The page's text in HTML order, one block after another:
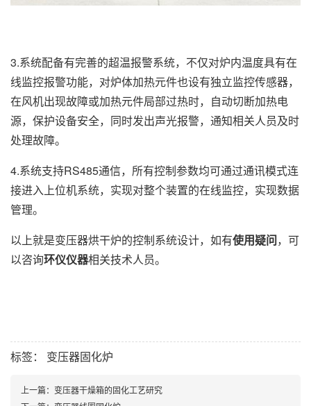
3.系统配备有完善的超温报警系统，不仅对炉内温度具有在
线监控报警功能，对炉体加热元件也设有独立监控传感器，
在风机出现故障或加热元件局部过热时，自动切断加热电
源，保护设备安全，同时发出声光报警，通知相关人员及时
处理故障。
4.系统支持RS485通信，所有控制参数均可通过通讯模式连
接进入上位机系统，实现对整个装置的在线监控，实现数据
管理。
以上就是变压器烘干炉的控制系统设计，如有使用疑问，可
以咨询环仪仪器相关技术人员。
标签： 变压器固化炉
上一篇： 变压器干燥箱的固化工艺研究